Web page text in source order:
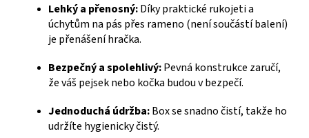
Lehký a přenosný:Díky praktické rukojeti a
úchytům na pás přes rameno (není součástí balení)
je přenášení hračka.
Bezpečný a spolehlivý:Pevná konstrukce zaručí,
že váš pejsek nebo kočka budou v bezpečí.
Jednoduchá údržba:Box se snadno čistí, takže ho
udržíte hygienicky čistý.